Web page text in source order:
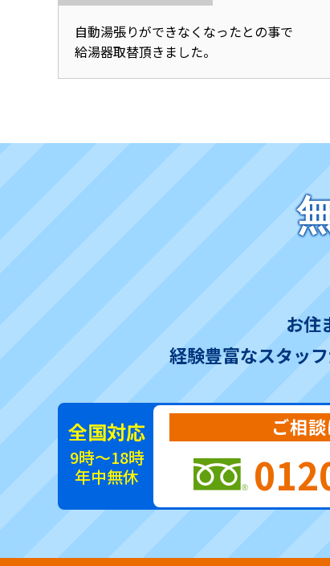
自動湯張りができなくなったとの事で
給湯器取替頂きました。
お住
経験豊富なスタッ
全国対応
9時～18時
年中無休
ご相